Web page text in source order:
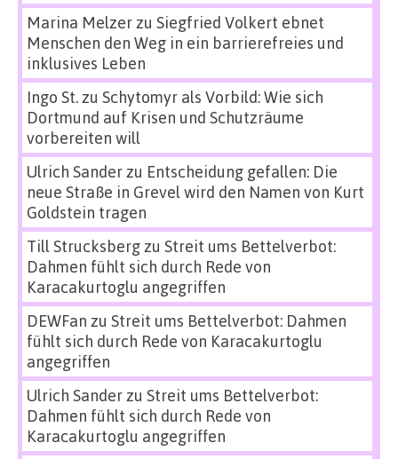
Marina Melzerzu Siegfried Volkert ebnet
Menschen den Weg in ein barrierefreies und
inklusives Leben
Ingo St.zu Schytomyr als Vorbild: Wie sich
Dortmund auf Krisen und Schutzräume
vorbereiten will
Ulrich Sanderzu Entscheidung gefallen: Die
neue Straße in Grevel wird den Namen von Kurt
Goldstein tragen
Till Strucksbergzu Streit ums Bettelverbot:
Dahmen fühlt sich durch Rede von
Karacakurtoglu angegriffen
DEWFan zu Streit ums Bettelverbot: Dahmen
fühlt sich durch Rede von Karacakurtoglu
angegriffen
Ulrich Sanderzu Streit ums Bettelverbot:
Dahmen fühlt sich durch Rede von
Karacakurtoglu angegriffen